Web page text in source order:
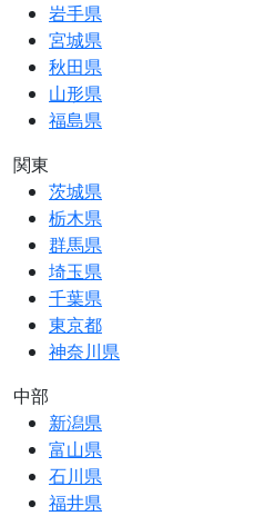
岩手県
宮城県
秋田県
山形県
福島県
関東
茨城県
栃木県
群馬県
埼玉県
千葉県
東京都
神奈川県
中部
新潟県
富山県
石川県
福井県